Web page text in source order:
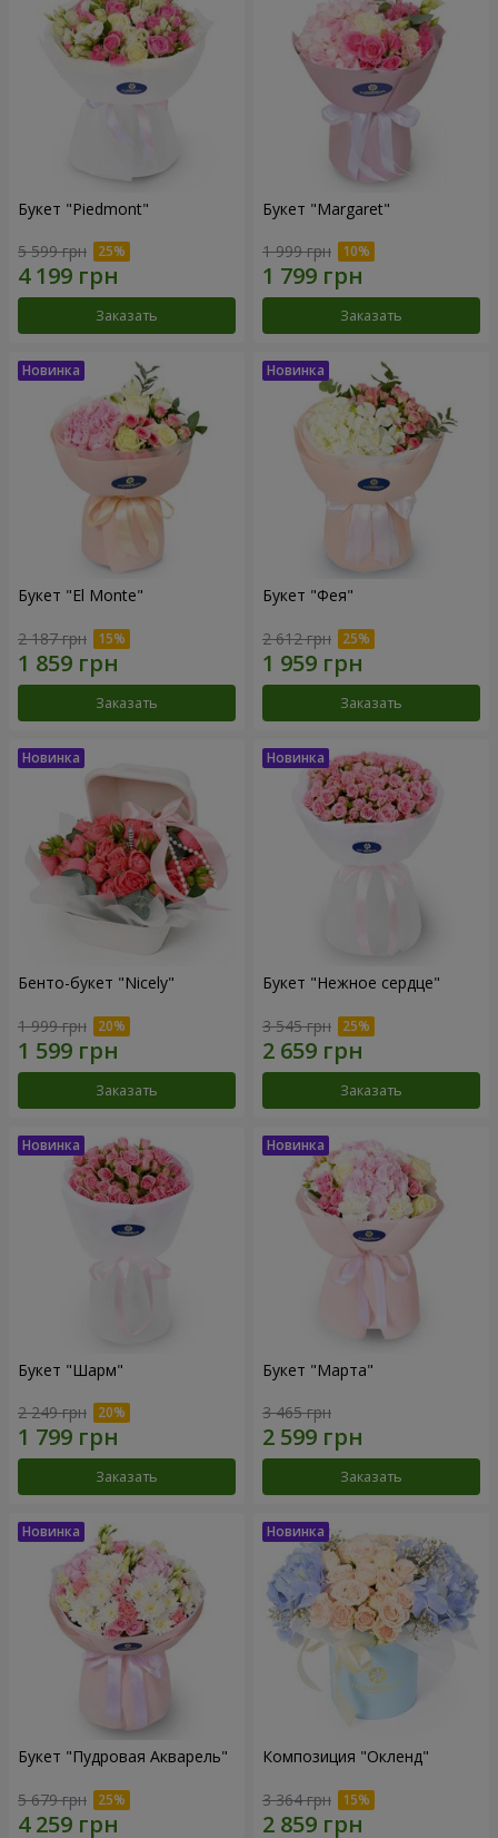
Букет "Piedmont"
5 599 грн
Заказать
Букет "Margaret"
1 999 грн
Заказать
Букет "El Monte"
2 187 грн
Заказать
Букет "Фея"
2 612 грн
Заказать
Бенто-букет "Nicely"
1 999 грн
Заказать
Букет "Нежное сердце"
3 545 грн
Заказать
Букет "Шарм"
2 249 грн
Заказать
Букет "Марта"
3 465 грн
Заказать
Букет "Пудровая Акварель"
5 679 грн
Композиция "Окленд"
3 364 грн